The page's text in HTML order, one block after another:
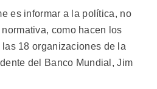
es informar a la política, no
como hacen los
las 18 organizaciones de la
del Banco Mundial, Jim